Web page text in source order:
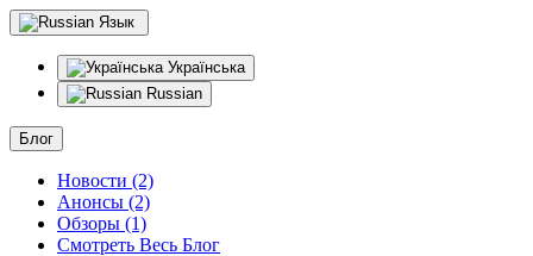
Язык
Українська
Russian
Блог
Новости (2)
Анонсы (2)
Обзоры (1)
Смотреть Весь Блог